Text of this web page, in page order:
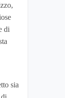
di
sia